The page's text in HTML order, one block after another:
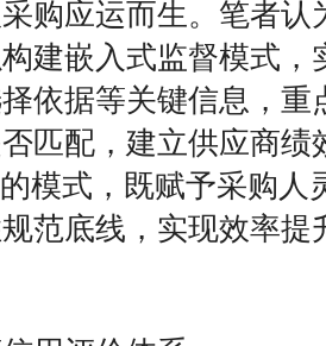
购应运而生。笔者认
建嵌入式监督模式，
依据等关键信息，重
匹配，建立供应商绩
模式，既赋予采购人
范底线，实现效率提